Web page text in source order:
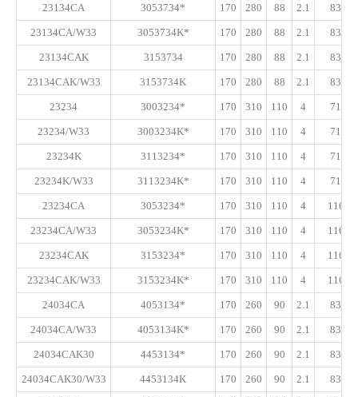
23134CA 3053734* 170 280 88 2.1 830
23134CA/W33 3053734K* 170 280 88 2.1 830
23134CAK 3153734 170 280 88 2.1 830
23134CAK/W33 3153734K 170 280 88 2.1 830
23234 3003234* 170 310 110 4 710
23234/W33 3003234K* 170 310 110 4 710
23234K 3113234* 170 310 110 4 710
23234K/W33 3113234K* 170 310 110 4 710
23234CA 3053234* 170 310 110 4 1160
23234CA/W33 3053234K* 170 310 110 4 1160
23234CAK 3153234* 170 310 110 4 1160
23234CAK/W33 3153234K* 170 310 110 4 1160
24034CA 4053134* 170 260 90 2.1 830
24034CA/W33 4053134K* 170 260 90 2.1 830
24034CAK30 4453134* 170 260 90 2.1 830
24034CAK30/W33 4453134K 170 260 90 2.1 830